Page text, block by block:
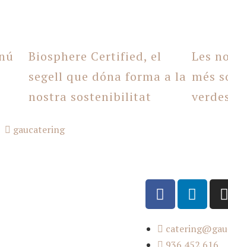
Biosphere Certified, el
segell que dóna forma a la
nostra sostenibilitat
Les
més
gaucatering